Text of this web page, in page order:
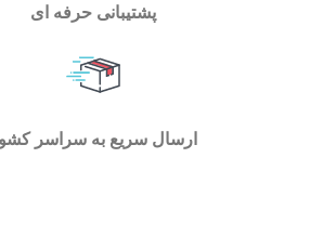
پشتیبانی حرفه ای
ارسال سریع به سراسر